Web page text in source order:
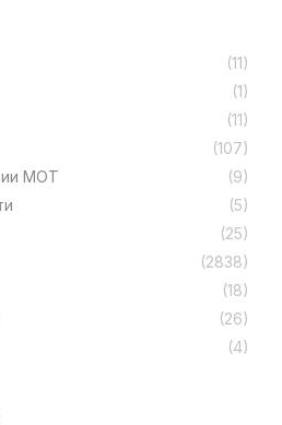
(11)
(1)
(11)
(107)
МОТ
(9)
(5)
(25)
(2838)
(18)
(26)
(4)